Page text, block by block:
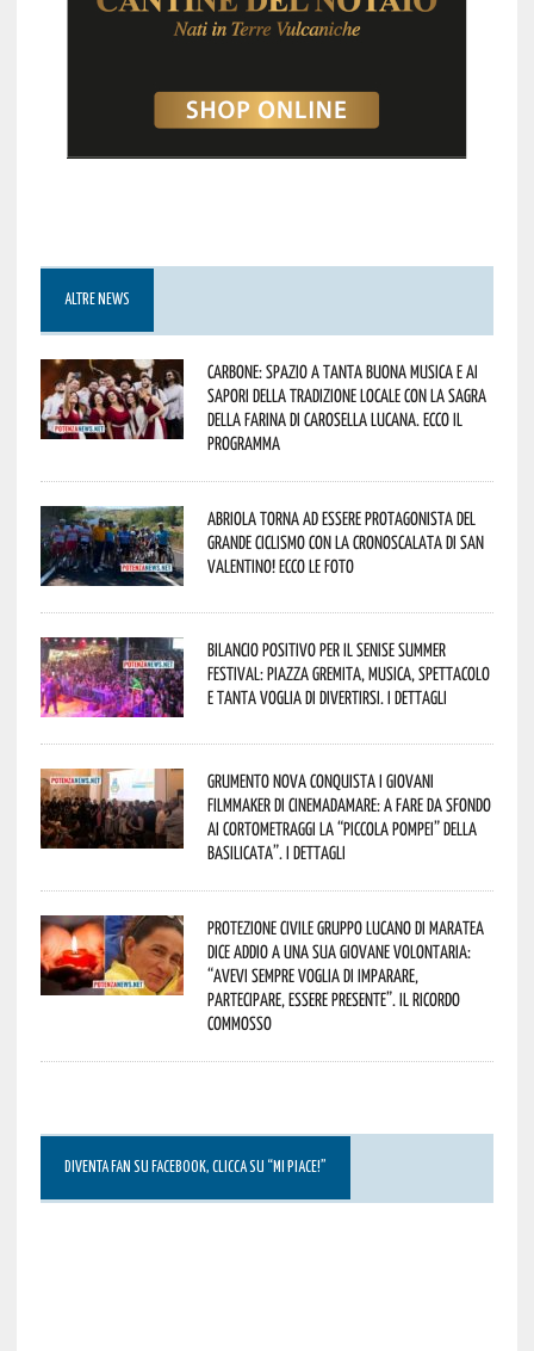
ALTRE NEWS
Carbone: spazio a tanta buona musica e ai
sapori della tradizione locale con la Sagra
della Farina di Carosella Lucana. Ecco il
programma
Abriola torna ad essere protagonista del
grande ciclismo con la Cronoscalata di San
Valentino! Ecco le foto
Bilancio positivo per il Senise Summer
Festival: piazza gremita, musica, spettacolo
e tanta voglia di divertirsi. I dettagli
Grumento Nova conquista i giovani
filmmaker di Cinemadamare: a fare da sfondo
ai cortometraggi la “Piccola Pompei” della
Basilicata”. I dettagli
Protezione Civile Gruppo Lucano di Maratea
dice addio a una sua giovane volontaria:
“avevi sempre voglia di imparare,
partecipare, essere presente”. Il ricordo
commosso
DIVENTA FAN SU FACEBOOK, CLICCA SU “MI PIACE!”